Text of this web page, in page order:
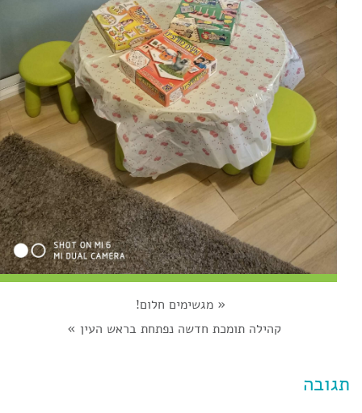
« מגשימים חלום!
קהילה תומכת חדשה נפתחת בראש העין»
תגובה